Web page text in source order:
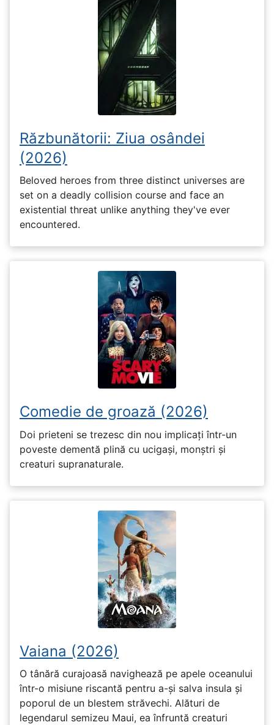
Răzbunătorii: Ziua osândei
(2026)
Beloved heroes from three distinct universes are
set on a deadly collision course and face an
existential threat unlike anything they've ever
encountered.
Comedie de groază (2026)
Doi prieteni se trezesc din nou implicați într-un
poveste dementă plină cu ucigași, monștri și
creaturi supranaturale.
Vaiana (2026)
O tânără curajoasă navighează pe apele oceanului
într-o misiune riscantă pentru a-și salva insula și
poporul de un blestem străvechi. Alături de
legendarul semizeu Maui, ea înfruntă creaturi